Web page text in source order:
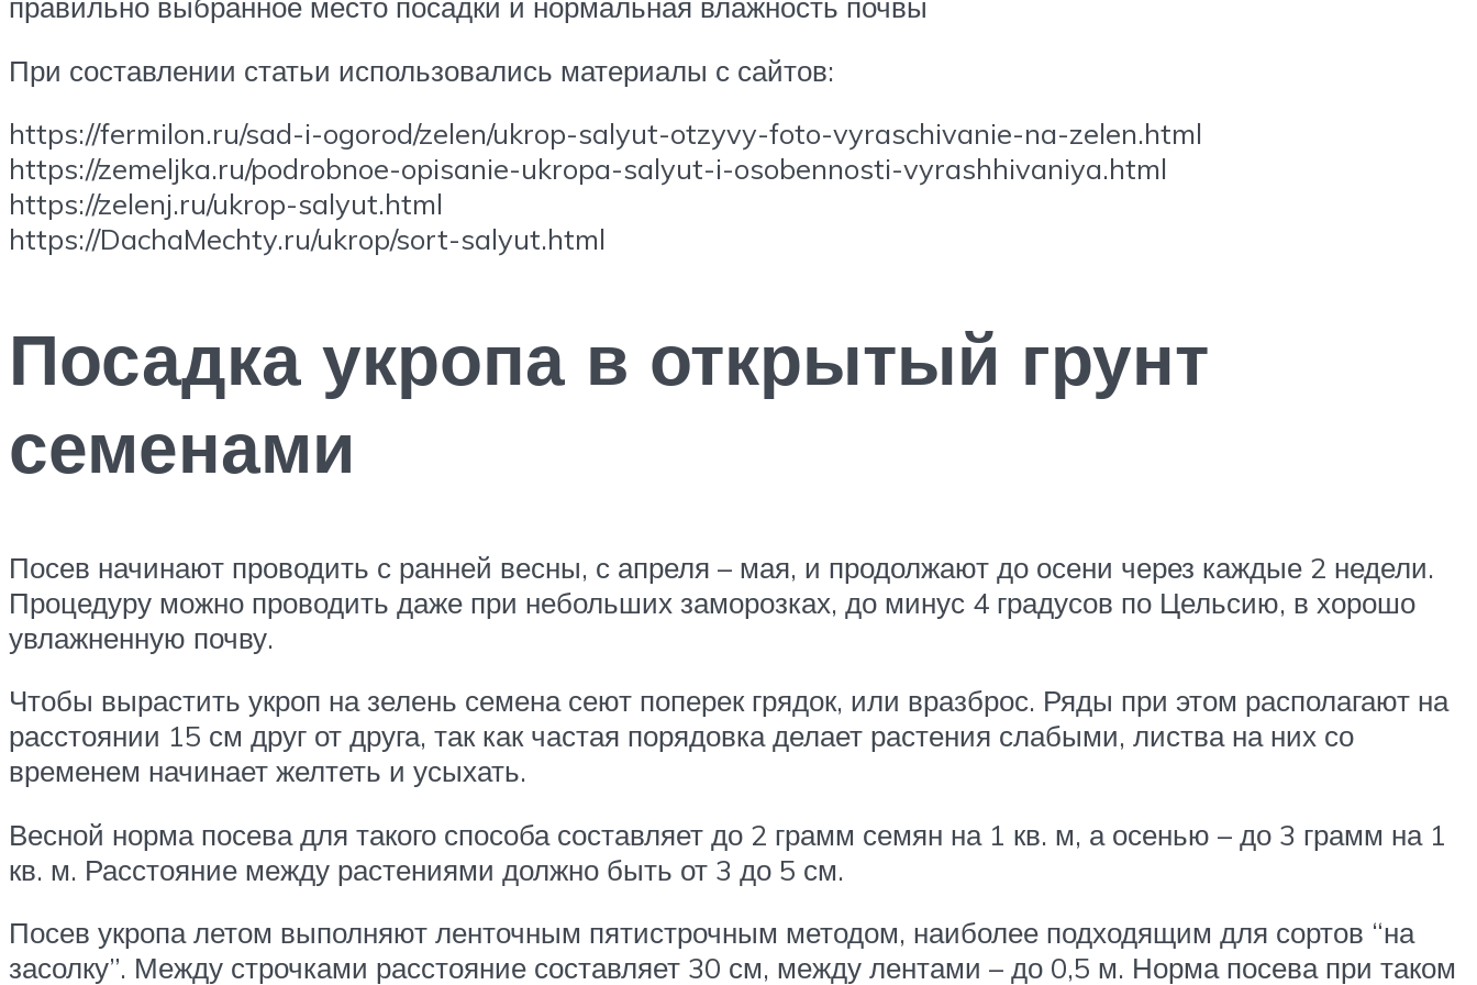
При составлении статьи использовались материалы с сайтов:
https://fermilon.ru/sad-i-ogorod/zelen/ukrop-salyut-otzyvy-foto-vyraschivanie-na-zelen.html
https://zemeljka.ru/podrobnoe-opisanie-ukropa-salyut-i-osobennosti-vyrashhivaniya.html
https://zelenj.ru/ukrop-salyut.html
https://DachaMechty.ru/ukrop/sort-salyut.html
Посадка укропа в открытый грунт
семенами
Посев начинают проводить с ранней весны, с апреля – мая, и продолжают до осени через каждые 2 недели.
Процедуру можно проводить даже при небольших заморозках, до минус 4 градусов по Цельсию, в хорошо
увлажненную почву.
Чтобы вырастить укроп на зелень семена сеют поперек грядок, или вразброс. Ряды при этом располагают на
расстоянии 15 см друг от друга, так как частая порядовка делает растения слабыми, листва на них со
временем начинает желтеть и усыхать.
Весной норма посева для такого способа составляет до 2 грамм семян на 1 кв. м, а осенью – до 3 грамм на 1
кв. м. Расстояние между растениями должно быть от 3 до 5 см.
Посев укропа летом выполняют ленточным пятистрочным методом, наиболее подходящим для сортов “на
засолку”. Между строчками расстояние составляет 30 см, между лентами – до 0,5 м. Норма посева при таком